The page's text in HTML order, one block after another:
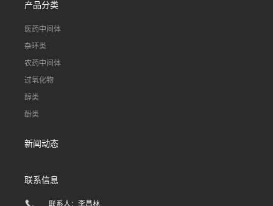
产品分类
医药中间体
杂环类
农药中间体
过氧化物
醇类
酚类
新闻动态
联系信息